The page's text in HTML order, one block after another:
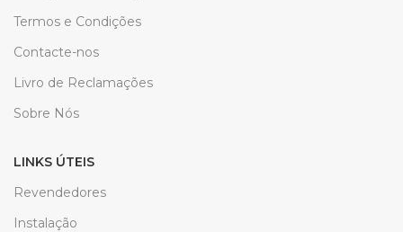
Termos e Condições
Contacte-nos
Livro de Reclamações
Sobre Nós
LINKS ÚTEIS
Revendedores
Instalação